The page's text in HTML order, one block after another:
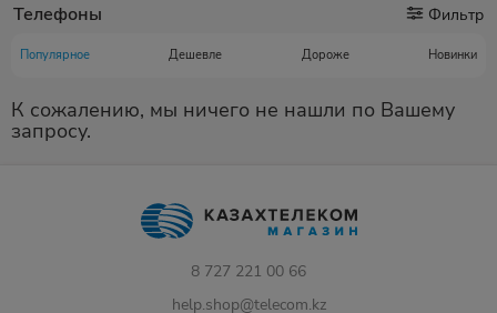
Телефоны Фильтр
Популярное Дешевле Дороже Новинки
К сожалению, мы ничего не нашли по Вашему
запросу.
8 727 221 00 66
help.shop@telecom.kz